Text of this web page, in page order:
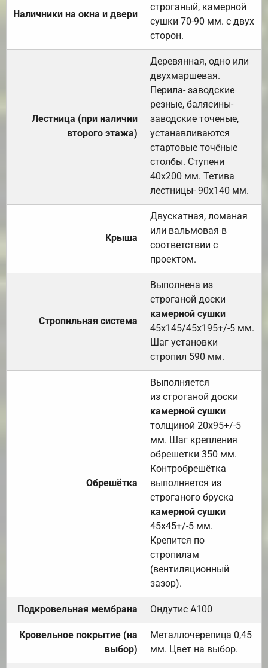
Наличники на окна и двери
строганый, камерной
сушки 70-90 мм. с двух
сторон.
Лестница (при наличии
второго этажа)
Деревянная, одно или
двухмаршевая.
Перила- заводские
резные, балясины-
заводские точеные,
устанавливаются
стартовые точёные
столбы. Ступени
40х200 мм. Тетива
лестницы- 90х140 мм.
Крыша
Двускатная, ломаная
или вальмовая в
соответствии с
проектом.
Стропильная система
Выполнена из
строганой доски
камерной сушки
45х145/45х195+/-5 мм.
Шаг установки
стропил 590 мм.
Обрешётка
Выполняется
из строганой доски
камерной сушки
толщиной 20х95+/-5
мм. Шаг крепления
обрешетки 350 мм.
Контробрешётка
выполняется из
строганого бруска
камерной сушки
45х45+/-5 мм.
Крепится по
стропилам
(вентиляционный
зазор).
Подкровельная мембрана Ондутис А100
Кровельное покрытие (на
выбор)
Металлочерепица 0,45
мм. Цвет на выбор.